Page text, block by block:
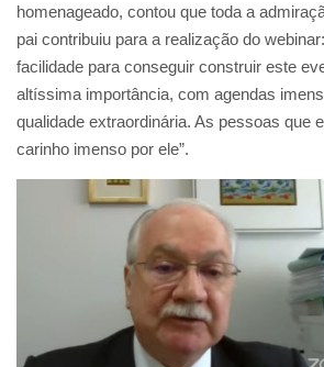
homenageado, contou que toda a
pai contribuiu para a realização do
facilidade para conseguir construir este
altíssima importância, com agendas
qualidade extraordinária. As pessoas que
carinho imenso por ele”.